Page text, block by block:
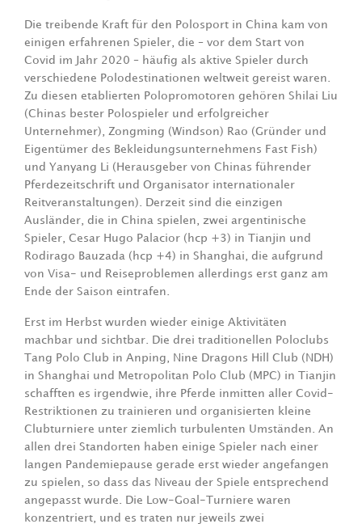
Die treibende Kraft für den Polosport in China kam von
einigen erfahrenen Spieler, die – vor dem Start von
Covid im Jahr 2020 – häufig als aktive Spieler durch
verschiedene Polodestinationen weltweit gereist waren.
Zu diesen etablierten Polopromotoren gehören Shilai Liu
(Chinas bester Polospieler und erfolgreicher
Unternehmer), Zongming (Windson) Rao (Gründer und
Eigentümer des Bekleidungsunternehmens Fast Fish)
und Yanyang Li (Herausgeber von Chinas führender
Pferdezeitschrift und Organisator internationaler
Reitveranstaltungen). Derzeit sind die einzigen
Ausländer, die in China spielen, zwei argentinische
Spieler, Cesar Hugo Palacior (hcp +3) in Tianjin und
Rodirago Bauzada (hcp +4) in Shanghai, die aufgrund
von Visa- und Reiseproblemen allerdings erst ganz am
Ende der Saison eintrafen.
Erst im Herbst wurden wieder einige Aktivitäten
machbar und sichtbar. Die drei traditionellen Poloclubs
Tang Polo Club in Anping, Nine Dragons Hill Club (NDH)
in Shanghai und Metropolitan Polo Club (MPC) in Tianjin
schafften es irgendwie, ihre Pferde inmitten aller Covid-
Restriktionen zu trainieren und organisierten kleine
Clubturniere unter ziemlich turbulenten Umständen. An
allen drei Standorten haben einige Spieler nach einer
langen Pandemiepause gerade erst wieder angefangen
zu spielen, so dass das Niveau der Spiele entsprechend
angepasst wurde. Die Low-Goal-Turniere waren
konzentriert, und es traten nur jeweils zwei